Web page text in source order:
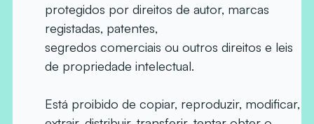
protegidos por direitos de autor, marcas
registadas, patentes,
segredos comerciais ou outros direitos e leis
de propriedade intelectual.
Está proibido de copiar, reproduzir, modificar,